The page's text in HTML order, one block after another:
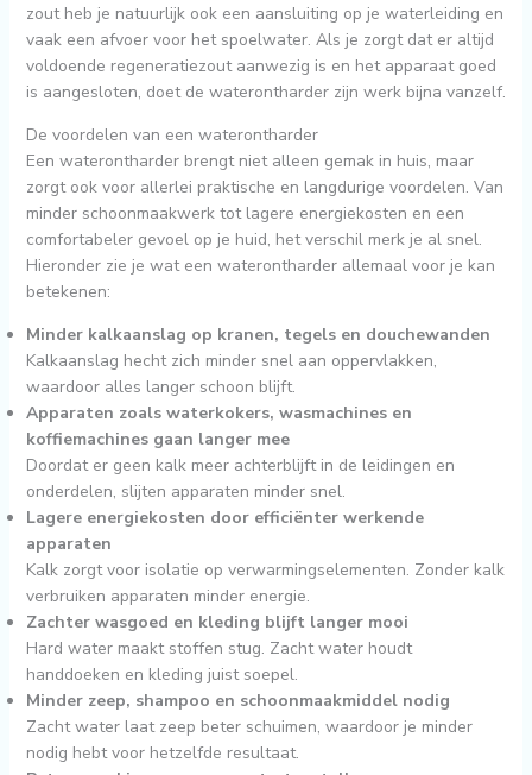
zout heb je natuurlijk ook een aansluiting op je waterleiding en
vaak een afvoer voor het spoelwater. Als je zorgt dat er altijd
voldoende regeneratiezout aanwezig is en het apparaat goed
is aangesloten, doet de waterontharder zijn werk bijna vanzelf.
De voordelen van een waterontharder
Een waterontharder brengt niet alleen gemak in huis, maar
zorgt ook voor allerlei praktische en langdurige voordelen. Van
minder schoonmaakwerk tot lagere energiekosten en een
comfortabeler gevoel op je huid, het verschil merk je al snel.
Hieronder zie je wat een waterontharder allemaal voor je kan
betekenen:
Minder kalkaanslag op kranen, tegels en douchewanden
Kalkaanslag hecht zich minder snel aan oppervlakken,
waardoor alles langer schoon blijft.
Apparaten zoals waterkokers, wasmachines en
koffiemachines gaan langer mee
Doordat er geen kalk meer achterblijft in de leidingen en
onderdelen, slijten apparaten minder snel.
Lagere energiekosten door efficiënter werkende
apparaten
Kalk zorgt voor isolatie op verwarmingselementen. Zonder kalk
verbruiken apparaten minder energie.
Zachter wasgoed en kleding blijft langer mooi
Hard water maakt stoffen stug. Zacht water houdt
handdoeken en kleding juist soepel.
Minder zeep, shampoo en schoonmaakmiddel nodig
Zacht water laat zeep beter schuimen, waardoor je minder
nodig hebt voor hetzelfde resultaat.